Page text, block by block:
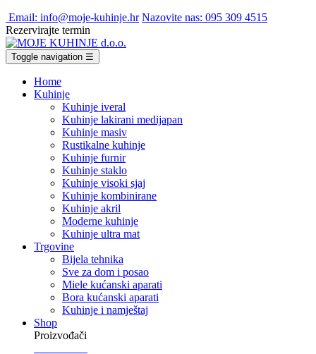
Email: info@moje-kuhinje.hr Nazovite nas: 095 309 4515
Rezervirajte termin
Toggle navigation ☰
Home
Kuhinje
Kuhinje iveral
Kuhinje lakirani medijapan
Kuhinje masiv
Rustikalne kuhinje
Kuhinje furnir
Kuhinje staklo
Kuhinje visoki sjaj
Kuhinje kombinirane
Kuhinje akril
Moderne kuhinje
Kuhinje ultra mat
Trgovine
Bijela tehnika
Sve za dom i posao
Miele kućanski aparati
Bora kućanski aparati
Kuhinje i namještaj
Shop
Proizvođači